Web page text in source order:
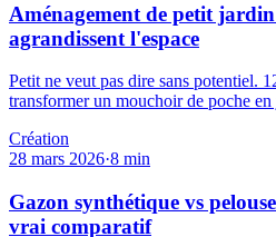
Aménagement de petit
agrandissent l'espace
Petit ne veut pas dire sans potentiel.
transformer un mouchoir de poche
Création
28 mars 2026·8 min
Gazon synthétique vs
vrai comparatif